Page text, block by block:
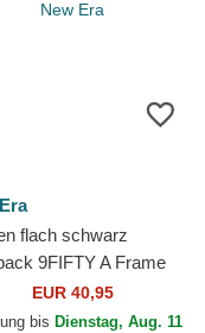
flach schwarz
9FIFTY A Frame
der Boston Red Sox
New Era
EUR 40,95
bis Dienstag, Aug. 11